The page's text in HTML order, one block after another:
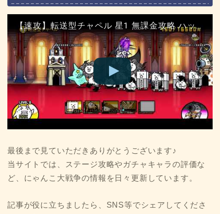
【速攻】転送型チャペル 星1 無課金攻略 ハッピーラッキー寺院 にゃんこ大戦争
最後まで見ていただきありがとうございます♪
当サイトでは、ステージ攻略やガチャキャラの評価な
ど、にゃんこ大戦争の情報を日々更新しています。
記事が役に立ちましたら、SNS等でシェアしてくださ